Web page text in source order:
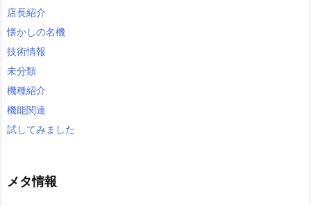
店長紹介
懐かしの名機
技術情報
未分類
機種紹介
機能関連
試してみました
メタ情報